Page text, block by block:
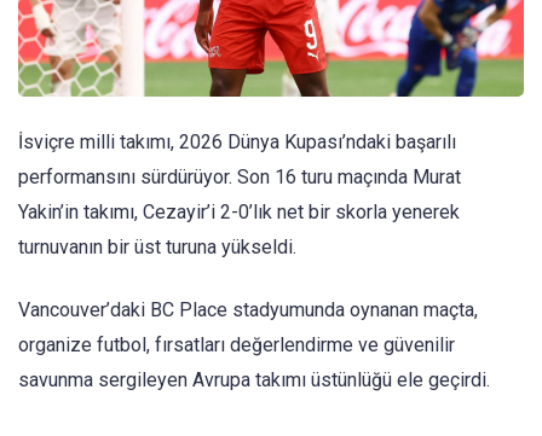
İsviçre milli takımı, 2026 Dünya Kupası’ndaki başarılı
performansını sürdürüyor. Son 16 turu maçında Murat
Yakin’in takımı, Cezayir’i 2-0’lık net bir skorla yenerek
turnuvanın bir üst turuna yükseldi.
Vancouver’daki BC Place stadyumunda oynanan maçta,
organize futbol, ​​fırsatları değerlendirme ve güvenilir
savunma sergileyen Avrupa takımı üstünlüğü ele geçirdi.